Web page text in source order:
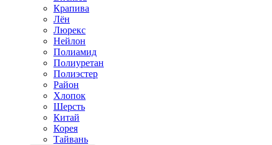
Крапива
Лён
Люрекс
Нейлон
Полиамид
Полиуретан
Полиэстер
Район
Хлопок
Шерсть
Китай
Корея
Тайвань